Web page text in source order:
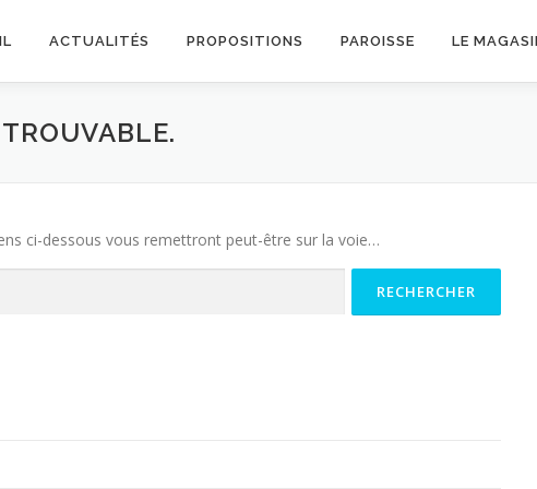
ACTUALITÉS PROPOSITIONS PAROISSE LE
ci-dessous vous remettront peut-être sur la voie…